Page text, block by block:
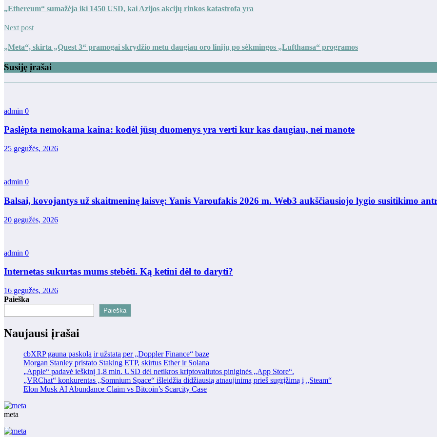
„Ethereum“ sumažėja iki 1450 USD, kai Azijos akcijų rinkos katastrofa yra
Next post
„Meta“, skirta „Quest 3“ pramogai skrydžio metu daugiau oro linijų po sėkmingos „Lufthansa“ programos
Susiję įrašai
admin 0
Paslėpta nemokama kaina: kodėl jūsų duomenys yra verti kur kas daugiau, nei manote
25 gegužės, 2026
admin 0
Balsai, kovojantys už skaitmeninę laisvę: Yanis Varoufakis 2026 m. Web3 aukščiausiojo lygio susitikimo
20 gegužės, 2026
admin 0
Internetas sukurtas mums stebėti. Ką ketini dėl to daryti?
16 gegužės, 2026
Paieška
Paieška
Naujausi įrašai
cbXRP gauna paskolą ir užstatą per „Doppler Finance“ bazę
Morgan Stanley pristato Staking ETP, skirtus Ether ir Solana
„Apple“ padavė ieškinį 1,8 mln. USD dėl netikros kriptovaliutos piniginės „App Store“.
„VRChat“ konkurentas „Somnium Space“ išleidžia didžiausią atnaujinimą prieš sugrįžimą į „Steam“
Elon Musk AI Abundance Claim vs Bitcoin’s Scarcity Case
meta